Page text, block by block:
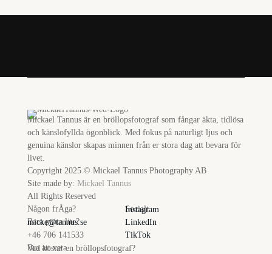
Mickael Tannus är en bröllopsfotograf som fångar äkta, tidlösa
och känslofyllda ögonblick. Med fokus på naturligt ljus och
genuina känslor skapas minnen från er stora dag att bevara för
livet.
Copyright 2025 © Mickael Tannus Photography AB
Site made by: Mickael Tannus
All Rights Reserved
Någon frÅga?
Bara prata lite?
micke@tannus.se
+46 706 141533
Socialt
Instagram
LinkedIn
TikTok
Bra att veta
Vad kostar en bröllopsfotograf?